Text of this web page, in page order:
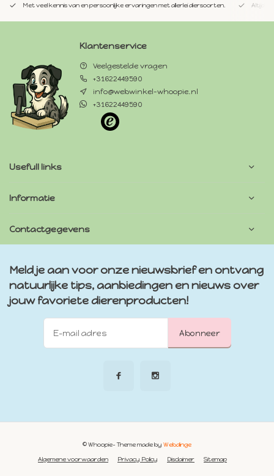
Met veel kennis van en persoonlijke ervaringen met allerlei diersoorten. Altijd
Klantenservice
Veelgestelde vragen
+31622449590
info@webwinkel-whoopie.nl
+31622449590
Usefull links
Informatie
Contactgegevens
Meld je aan voor onze nieuwsbrief en ontvang
natuurlijke tips, aanbiedingen en nieuws over
jouw favoriete dierenproducten!
Abonneer
Algemene voorwaarden Privacy Policy Disclaimer Sitemap
© Whoopie- Theme made by Webdinge